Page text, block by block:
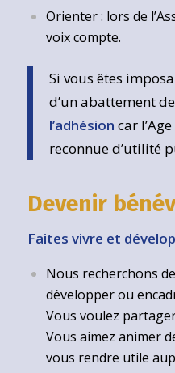
Orienter : lors de
voix compte.
Si vous êtes
d’un abattement de
l’adhésion car
reconnue d’utilité
Devenir
Faites vivre et
Nous recherchons
développer ou
Vous voulez
Vous aimez animer
vous rendre utile